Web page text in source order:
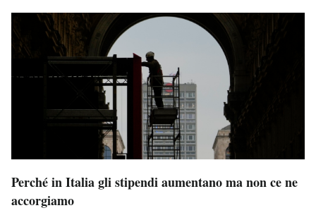
Perché in Italia gli stipendi aumentano ma non ce ne
accorgiamo